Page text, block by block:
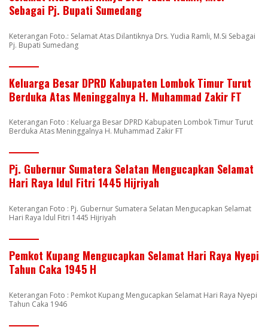
Sebagai Pj. Bupati Sumedang
Keterangan Foto.: Selamat Atas Dilantiknya Drs. Yudia Ramli, M.Si Sebagai
Pj. Bupati Sumedang
Keluarga Besar DPRD Kabupaten Lombok Timur Turut
Berduka Atas Meninggalnya H. Muhammad Zakir FT
Keterangan Foto : Keluarga Besar DPRD Kabupaten Lombok Timur Turut
Berduka Atas Meninggalnya H. Muhammad Zakir FT
Pj. Gubernur Sumatera Selatan Mengucapkan Selamat
Hari Raya Idul Fitri 1445 Hijriyah
Keterangan Foto : Pj. Gubernur Sumatera Selatan Mengucapkan Selamat
Hari Raya Idul Fitri 1445 Hijriyah
Pemkot Kupang Mengucapkan Selamat Hari Raya Nyepi
Tahun Caka 1945 H
Keterangan Foto : Pemkot Kupang Mengucapkan Selamat Hari Raya Nyepi
Tahun Caka 1946